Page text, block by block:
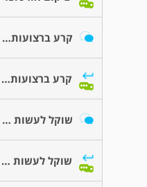
קרע ברצועות והחלמה
קרע ברצועות והחלמה
שוקל לעשות החלפת מפרק ירך או לא
שוקל לעשות החלפת מפרק ירך או לא